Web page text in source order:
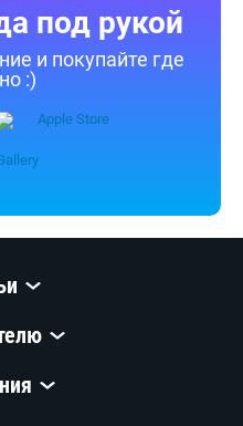
под рукой
и покупайте где
:)